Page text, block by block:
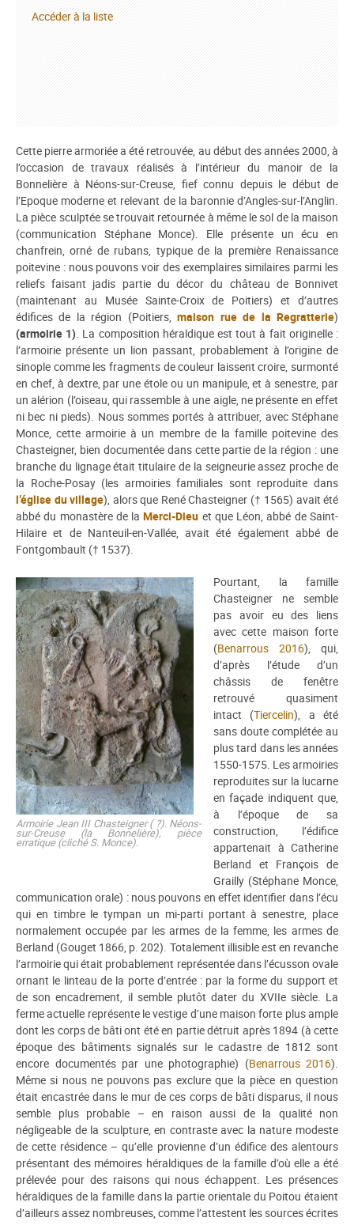
Accéder à la liste
Cette pierre armoriée a été retrouvée, au début des années 2000, à
l’occasion de travaux réalisés à l’intérieur du manoir de la
Bonnelière à Néons-sur-Creuse, fief connu depuis le début de
l’Epoque moderne et relevant de la baronnie d’Angles-sur-l’Anglin.
La pièce sculptée se trouvait retournée à même le sol de la maison
(communication Stéphane Monce). Elle présente un écu en
chanfrein, orné de rubans, typique de la première Renaissance
poitevine : nous pouvons voir des exemplaires similaires parmi les
reliefs faisant jadis partie du décor du château de Bonnivet
(maintenant au Musée Sainte-Croix de Poitiers) et d’autres
édifices de la région (Poitiers,maison rue de la Regratterie)
(armoirie 1). La composition héraldique est tout à fait originelle :
l’armoirie présente un lion passant, probablement à l’origine de
sinople comme les fragments de couleur laissent croire, surmonté
en chef, à dextre, par une étole ou un manipule, et à senestre, par
un alérion (l’oiseau, qui rassemble à une aigle, ne présente en effet
ni bec ni pieds). Nous sommes portés à attribuer, avec Stéphane
Monce, cette armoirie à un membre de la famille poitevine des
Chasteigner, bien documentée dans cette partie de la région : une
branche du lignage était titulaire de la seigneurie assez proche de
la Roche-Posay (les armoiries familiales sont reproduite dans
l’église du village), alors que René Chasteigner († 1565) avait été
abbé du monastère de laMerci-Dieu et que Léon, abbé de Saint-
Hilaire et de Nanteuil-en-Vallée, avait été également abbé de
Fontgombault († 1537).
Armoirie Jean III Chasteigner ( ?). Néons-
sur-Creuse (la Bonnelière), pièce
erratique (cliché S. Monce).
Pourtant, la famille
Chasteigner ne semble
pas avoir eu des liens
avec cette maison forte
(Benarrous 2016), qui,
d’après l’étude d’un
châssis de fenêtre
retrouvé quasiment
intact (Tiercelin), a été
sans doute complétée au
plus tard dans les années
1550-1575. Les armoiries
reproduites sur la lucarne
en façade indiquent que,
à l’époque de sa
construction, l’édifice
appartenait à Catherine
Berland et François de
Grailly (Stéphane Monce,
communication orale) : nous pouvons en effet identifier dans l’écu
qui en timbre le tympan un mi-parti portant à senestre, place
normalement occupée par les armes de la femme, les armes de
Berland (Gouget 1866, p. 202). Totalement illisible est en revanche
l’armoirie qui était probablement représentée dans l’écusson ovale
ornant le linteau de la porte d’entrée : par la forme du support et
de son encadrement, il semble plutôt dater du XVIIe siècle. La
ferme actuelle représente le vestige d’une maison forte plus ample
dont les corps de bâti ont été en partie détruit après 1894 (à cette
époque des bâtiments signalés sur le cadastre de 1812 sont
encore documentés par une photographie) (Benarrous 2016).
Même si nous ne pouvons pas exclure que la pièce en question
était encastrée dans le mur de ces corps de bâti disparus, il nous
semble plus probable – en raison aussi de la qualité non
négligeable de la sculpture, en contraste avec la nature modeste
de cette résidence – qu’elle provienne d’un édifice des alentours
présentant des mémoires héraldiques de la famille d’où elle a été
prélevée pour des raisons qui nous échappent. Les présences
héraldiques de la famille dans la partie orientale du Poitou étaient
d’ailleurs assez nombreuses, comme l’attestent les sources écrites